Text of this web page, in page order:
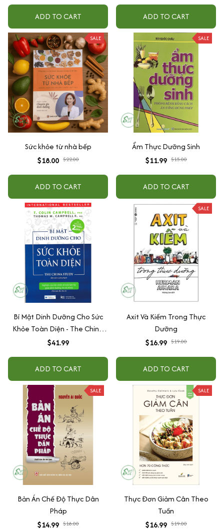
ADD TO CART ADD TO CART
SALE
Sức khỏe từ nhà bếp
$18.00 $22.00
ADD TO CART
SALE
Ẩm Thực Dưỡng Sinh
$11.99 $15.00
ADD TO CART
Bí Mật Dinh Dưỡng Cho Sức
Khỏe Toàn Diện - The China
Study
$41.99
ADD TO CART
SALE
Axit Và Kiềm Trong Thực
Dưỡng
$16.99 $19.00
ADD TO CART
SALE
Bản Án Chế Độ Thực Dân
Pháp
$14.99 $18.00
SALE
Thực Đơn Giảm Cân Theo
Tuần
$16.99 $19.00